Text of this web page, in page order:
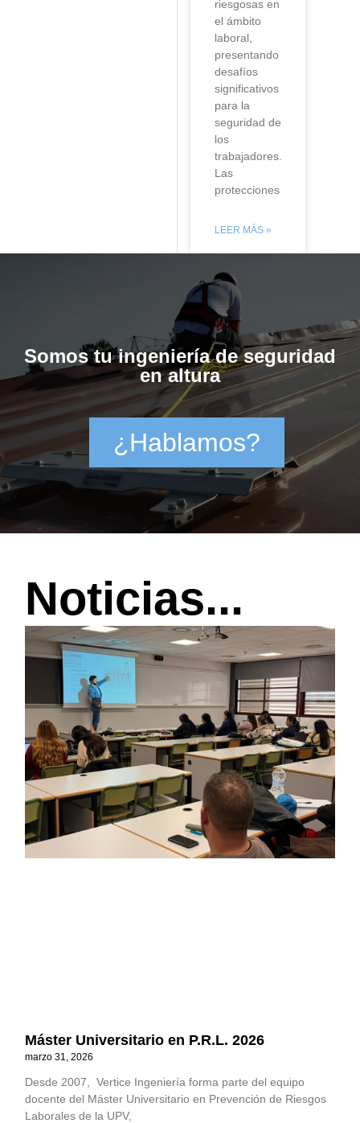
riesgosas en
el ámbito
laboral,
presentando
desafíos
significativos
para la
seguridad de
los
trabajadores.
Las
protecciones
LEER MÁS »
Somos tu ingeniería de seguridad
en altura
¿Hablamos?
Noticias...
Máster Universitario en P.R.L. 2026
marzo 31, 2026
Desde 2007, Vertice Ingeniería forma parte del equipo
docente del Máster Universitario en Prevención de Riesgos
Laborales de la UPV,